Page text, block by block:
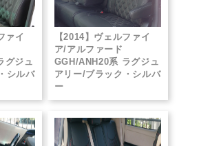
ァイ
グジュ
シルバ
【2014】ヴェルファイ
ア/アルファード
GGH/ANH20系 ラグジュ
アリー/ブラック・シルバ
ー